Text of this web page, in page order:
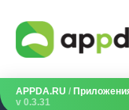
APPDA.RU /
v 0.3.31